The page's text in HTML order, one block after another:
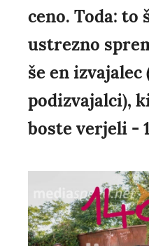
ceno. Toda: to
ustrezno
še en izvajalec
podizvajalci),
boste verjeli -